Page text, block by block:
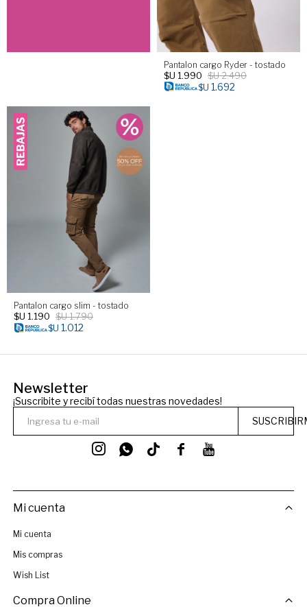
Pantalon cargo Ryder - tostado
$U 1.990 $U2.490
$U 1.692
Pantalon cargo slim - tostado
$U 1.190 $U1.790
$U 1.012
Newsletter
¡Suscribite y recibí todas nuestras novedades!
 
 
Mi cuenta
Mi cuenta
Mis compras
Wish List
Compra Online